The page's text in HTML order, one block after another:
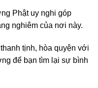
Phật uy nghi góp
nghiêm của nơi này.
tịnh, hòa quyện với
để bạn tìm lại sự bình